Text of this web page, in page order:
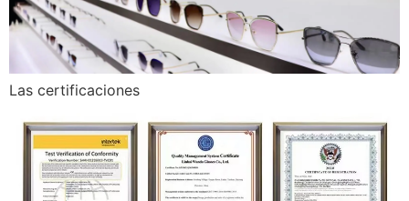
Las certificaciones